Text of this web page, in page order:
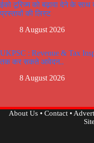
ईको टूरिज्म को बढ़ावा देने के
प्रस्तावों की लिस्ट
8 August 2026
UKPSC : Revenue & Tax
तक कर सकते आवेदन..
8 August 2026
About Us• Contact•